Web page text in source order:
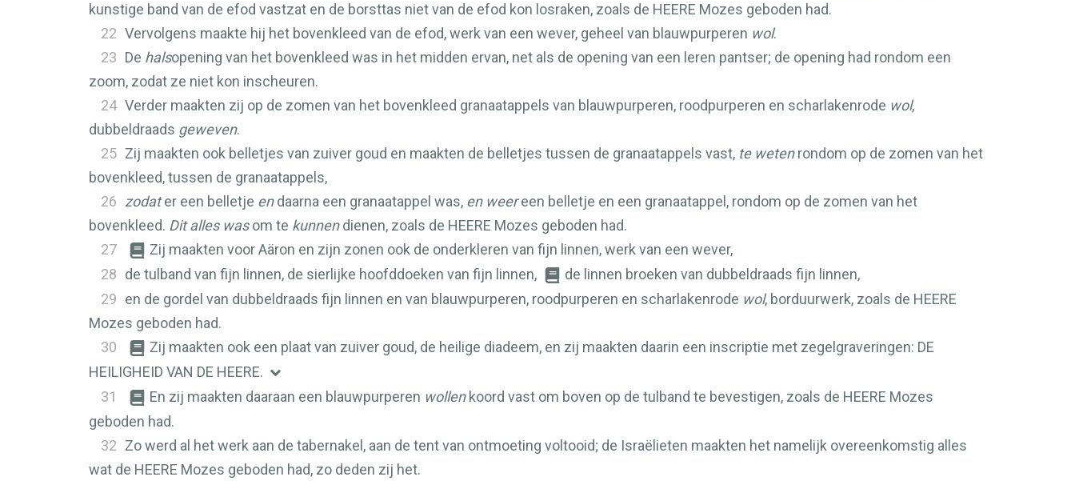
kunstige band van de efod vastzat en de borsttas niet van de efod kon losraken, zoals de HEERE Mozes geboden had.
22 Vervolgens maakte hij het bovenkleed van de efod, werk van een wever, geheel van blauwpurperen wol.
23 De halsopening van het bovenkleed was in het midden ervan, net als de opening van een leren pantser; de opening had rondom een
zoom, zodat ze niet kon inscheuren.
24 Verder maakten zij op de zomen van het bovenkleed granaatappels van blauwpurperen, roodpurperen en scharlakenrode wol,
dubbeldraads geweven.
25 Zij maakten ook belletjes van zuiver goud en maakten de belletjes tussen de granaatappels vast, te wetenrondom op de zomen van het
bovenkleed, tussen de granaatappels,
26 zodater een belletje endaarna een granaatappel was, en weereen belletje en een granaatappel, rondom op de zomen van het
bovenkleed. Dit alles wasom te kunnendienen, zoals de HEERE Mozes geboden had.
27
Zij maakten voor Aäron en zijn zonen ook de onderkleren van fijn linnen, werk van een wever,
28 de tulband van fijn linnen, de sierlijke hoofddoeken van fijn linnen,
de linnen broeken van dubbeldraads fijn linnen,
29 en de gordel van dubbeldraads fijn linnen en van blauwpurperen, roodpurperen en scharlakenrode wol, borduurwerk, zoals de HEERE
Mozes geboden had.
30
Zij maakten ook een plaat van zuiver goud, de heilige diadeem, en zij maakten daarin een inscriptie met zegelgraveringen: DE
HEILIGHEID VAN DE HEERE.
31
En zij maakten daaraan een blauwpurperen wollenkoord vast om boven op de tulband te bevestigen, zoals de HEERE Mozes
geboden had.
32 Zo werd al het werk aan de tabernakel, aan de tent van ontmoeting voltooid; de Israëlieten maakten het namelijk overeenkomstig alles
wat de HEERE Mozes geboden had, zo deden zij het.